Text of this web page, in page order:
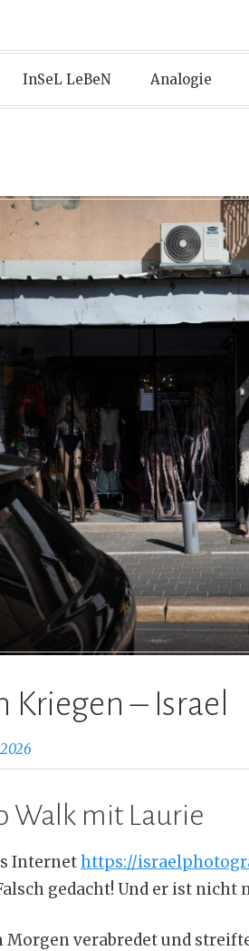
InSeL LeBeN Analogie
Kriegen – Israel
Walk mit Laurie
Internethttps://
gedacht! Und er ist
Morgen verabredet und